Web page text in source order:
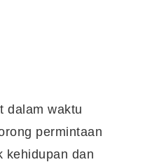
dalam waktu
permintaan
kehidupan dan